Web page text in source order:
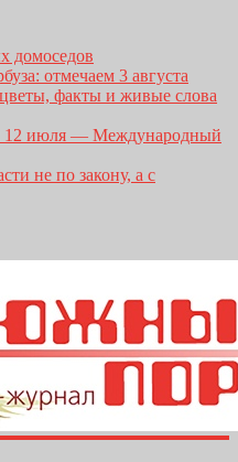
домоседов
отмечаем 3 августа
факты и живые слова
12 июля — Международный
не по закону, а с